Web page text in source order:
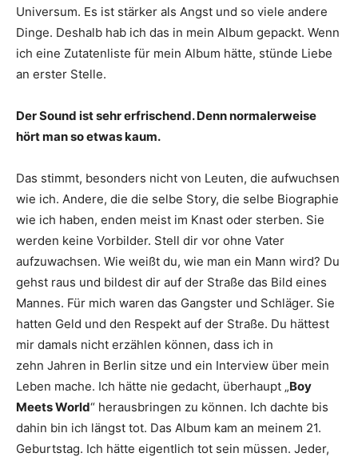
Universum. Es ist stärker als Angst und so viele andere
Dinge. Deshalb hab ich das in mein Album gepackt. Wenn
ich eine Zutatenliste für mein Album hätte, stünde Liebe
an erster Stelle.
Der Sound ist sehr erfrischend. Denn normalerweise
hört man so etwas kaum.
Das stimmt, besonders nicht von Leuten, die aufwuchsen
wie ich. Andere, die die selbe Story, die selbe Biographie
wie ich haben, enden meist im Knast oder sterben. Sie
werden keine Vorbilder. Stell dir vor ohne Vater
aufzuwachsen. Wie weißt du, wie man ein Mann wird? Du
gehst raus und bildest dir auf der Straße das Bild eines
Mannes. Für mich waren das Gangster und Schläger. Sie
hatten Geld und den Respekt auf der Straße. Du hättest
mir damals nicht erzählen können, dass ich in
zehn Jahren in Berlin sitze und ein Interview über mein
Leben mache. Ich hätte nie gedacht, überhaupt „Boy
Meets World“ herausbringen zu können. Ich dachte bis
dahin bin ich längst tot. Das Album kam an meinem 21.
Geburtstag. Ich hätte eigentlich tot sein müssen. Jeder,